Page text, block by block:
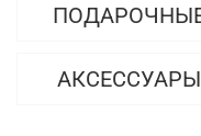
АКСЕССУАРЫ